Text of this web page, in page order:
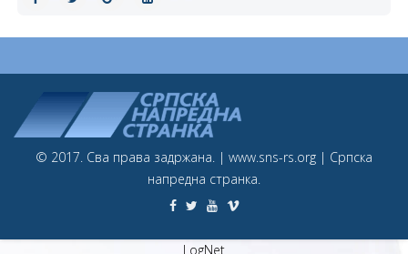
© 2017. Сва права задржана. | www.sns-rs.org | Српска
напредна странка.
LogNet